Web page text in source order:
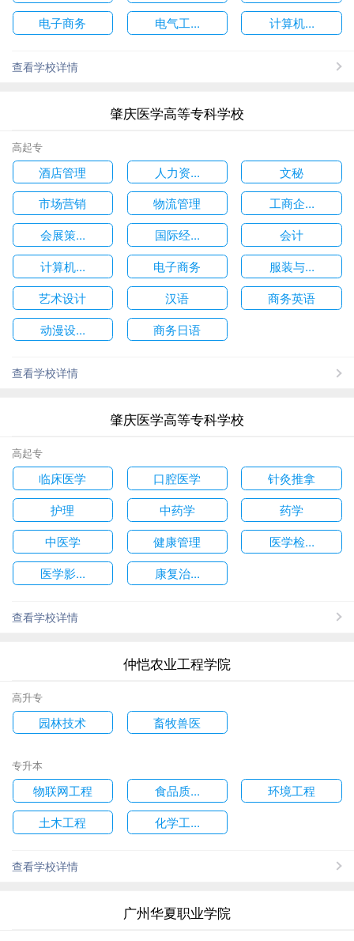
电子商务
电气工... 计算机...
查看学校详情
肇庆医学高等专科学校
高起专
酒店管理 人力资...
文秘
市场营销
物流管理
工商企...
会展策...
国际经...
会计
计算机...
电子商务
服装与...
艺术设计
汉语
商务英语
动漫设...
商务日语
查看学校详情
肇庆医学高等专科学校
高起专
临床医学 口腔医学
针灸推拿
护理
中药学
药学
中医学
健康管理
医学检...
医学影...
康复治...
查看学校详情
仲恺农业工程学院
高升专
园林技术 畜牧兽医
专升本
物联网工程 食品质...
环境工程
土木工程
化学工...
查看学校详情
广州华夏职业学院